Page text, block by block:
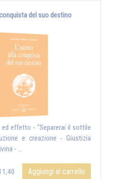
del suo destino
ed effetto - "Separerai il sottile
e creazione - Giustizia
- ...
Aggiungi al carrello